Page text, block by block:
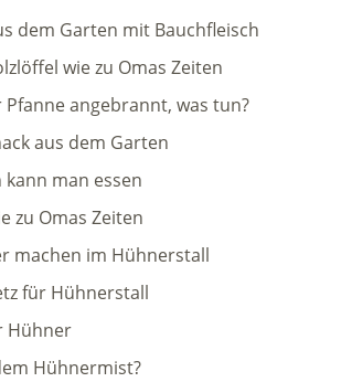
dem Garten mit Bauchfleisch
wie zu Omas Zeiten
Pfanne angebrannt, was tun?
aus dem Garten
man essen
zu Omas Zeiten
machen im Hühnerstall
für Hühnerstall
Hühner
Hühnermist?